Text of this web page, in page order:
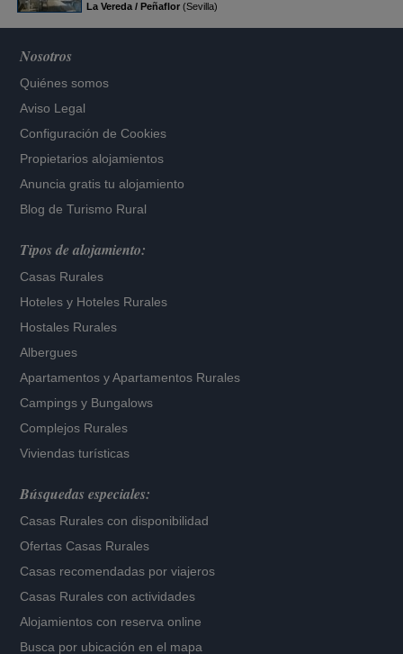
La Vereda / Peñaflor(Sevilla)
Nosotros
Quiénes somos
Aviso Legal
Configuración de Cookies
Propietarios alojamientos
Anuncia gratis tu alojamiento
Blog de Turismo Rural
Tipos de alojamiento:
Casas Rurales
Hoteles y Hoteles Rurales
Hostales Rurales
Albergues
Apartamentos yApartamentos Rurales
Campings y Bungalows
Complejos Rurales
Viviendas turísticas
Búsquedas especiales:
Casas Rurales con disponibilidad
Ofertas Casas Rurales
Casas recomendadas por viajeros
Casas Rurales con actividades
Alojamientos con reserva online
Busca por ubicación en el mapa